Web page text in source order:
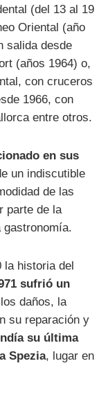
(del 13 al 19
Oriental (año
salida desde
(años 1964) o,
con cruceros
1966, con
entre otros.
en sus
un indiscutible
de las
parte de la
gastronomía.
la historia del
sufrió un
daños, la
su reparación y
su última
Spezia, lugar en